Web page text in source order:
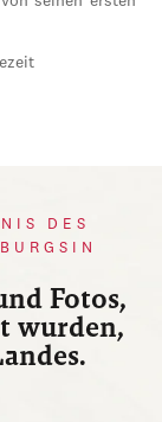
DES
Fotos,
wurden,